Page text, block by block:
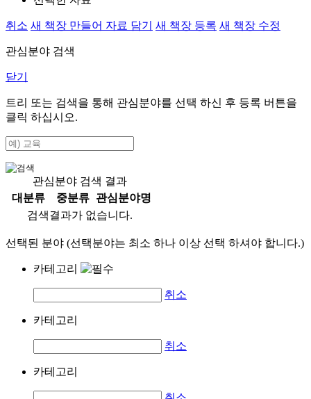
취소 새 책장 만들어 자료 담기 새 책장 등록 새 책장 수정
관심분야 검색
닫기
트리 또는 검색을 통해 관심분야를 선택 하신 후 등록 버튼을
클릭 하십시오.
관심분야 검색 결과
대분류
중분류
관심분야명
검색결과가 없습니다.
선택된 분야 (선택분야는 최소 하나 이상 선택 하셔야 합니다.)
카테고리
취소
카테고리
취소
카테고리